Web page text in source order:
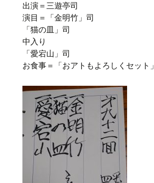
出演＝三遊亭司
演目＝「金明竹」司
「猫の皿」司
中入り
「愛宕山」司
お食事＝「おアトもよろしくセット」